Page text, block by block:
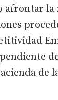
afrontar
de